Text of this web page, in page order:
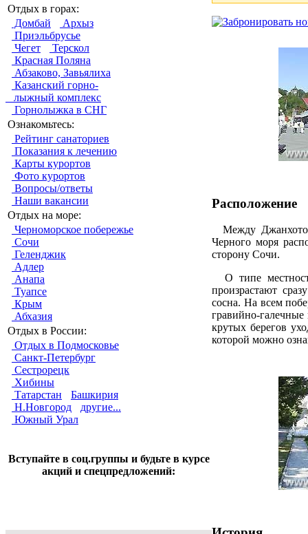
Отдых в горах:
Домбай
Архыз
Приэльбрусье
Чегет
Терскол
Красная Поляна
Абзаково, Завьялиха
Казанский горно-
лыжный комплекс
Горнолыжка в СНГ
Ознакомьтесь:
Рейтинг санаториев
Показания к лечению
Карты курортов
Фото курортов
Вопросы/ответы
Наши вакансии
Отдых на море:
Черноморское побережье
Сочи
Геленджик
Адлер
Анапа
Туапсе
Крым
Абхазия
Отдых в России:
Отдых в Подмосковье
Санкт-Петербург
Сестрорецк
Хибины
Татарстан
Башкирия
Н.Новгород
другие...
Южный Урал
Вступайте в соц.группы и будьте в курсе
акций и спецпредложений:
Расположение
Между
Черного моря
сторону Сочи.
О типе
произрастают
сосна. На всем
гравийно-
крутых берегов
которой можно